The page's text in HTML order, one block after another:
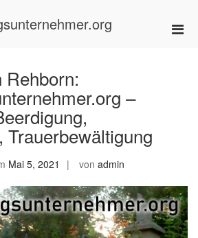
Rehborn:
–
Trauerbewältigung
Mai 5, 2021 von admin